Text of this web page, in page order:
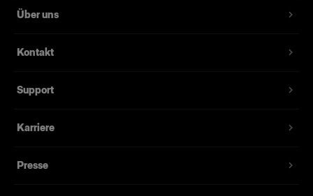
Über uns
Kontakt
Support
Karriere
Presse